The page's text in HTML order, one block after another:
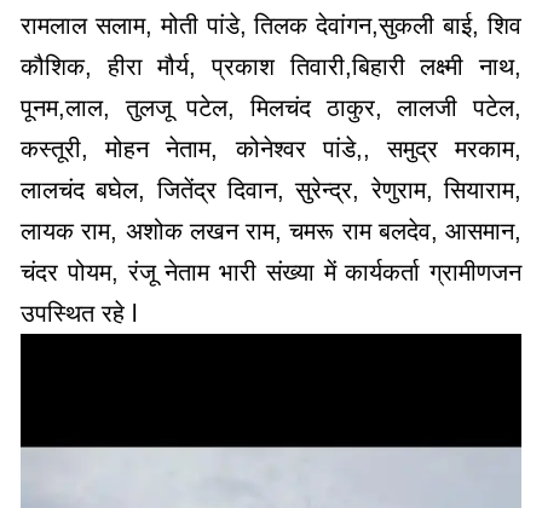
रामलाल सलाम, मोती पांडे, तिलक देवांगन,सुकली बाई, शिव
कौशिक, हीरा मौर्य, प्रकाश तिवारी,बिहारी लक्ष्मी नाथ,
पूनम,लाल, तुलजू पटेल, मिलचंद ठाकुर, लालजी पटेल,
कस्तूरी, मोहन नेताम, कोनेश्वर पांडे,, समुद्र मरकाम,
लालचंद बघेल, जितेंद्र दिवान, सुरेन्द्र, रेणुराम, सियाराम,
लायक राम, अशोक लखन राम, चमरू राम बलदेव, आसमान,
चंदर पोयम, रंजू नेताम भारी संख्या में कार्यकर्ता ग्रामीणजन
उपस्थित रहे l